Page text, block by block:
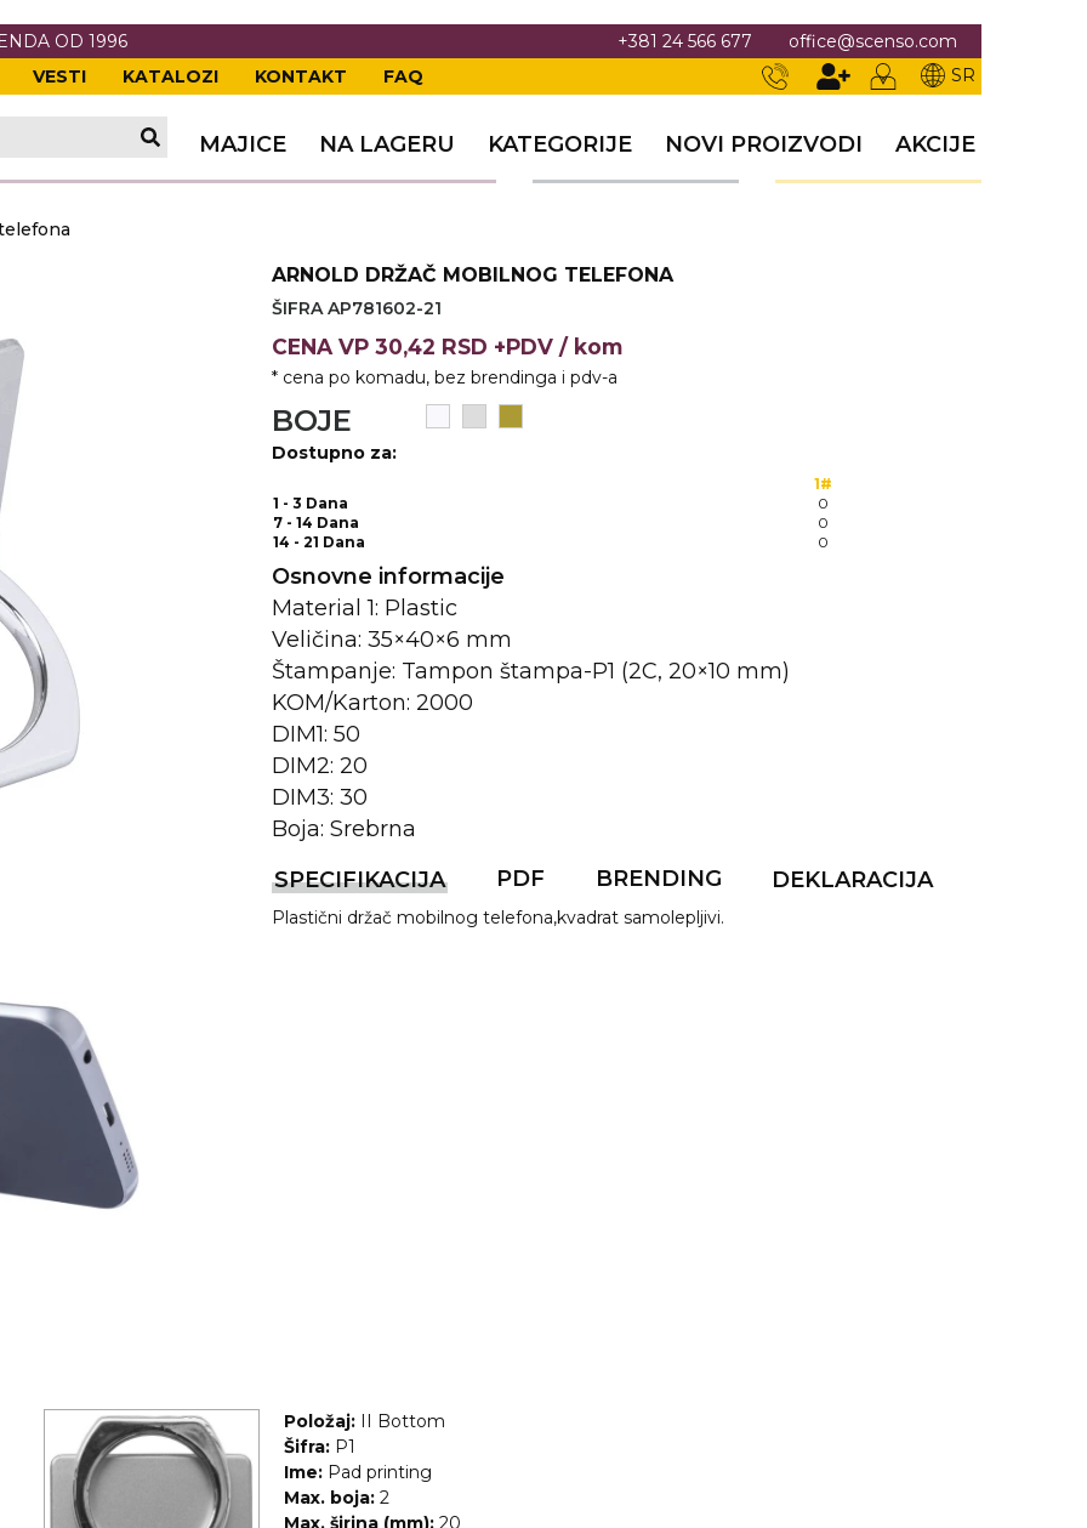
OD 1996 +381 24 566 677
office@scenso.com
VESTI KATALOZI KONTAKT FAQ SR
MAJICE NA LAGERU KATEGORIJE NOVI PROIZVODI AKCIJE
OPREMA
I PANOI
ARNOLD DRŽAČ MOBILNOG TELEFONA
ŠIFRA AP781602-21
CENA VP 30,42 RSD +PDV / kom
* cena po komadu, bez brendinga i pdv-a
BOJE
Dostupno za:
1#
1 - 3 Dana
0
7 - 14 Dana
0
14 - 21 Dana
0
Osnovne informacije
Material 1: Plastic
Veličina: 35×40×6 mm
Štampanje: Tampon štampa-P1 (2C, 20×10 mm)
KOM/Karton: 2000
DIM1: 50
DIM2: 20
DIM3: 30
Boja: Srebrna
SPECIFIKACIJA
PDF BRENDING DEKLARACIJA
Plastični držač mobilnog telefona,kvadrat samolepljivi.
Položaj: II Bottom
Šifra: P1
Ime: Pad printing
Max. boja: 2
Max. širina (mm): 20